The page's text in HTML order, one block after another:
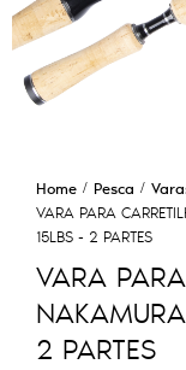
Home Pesca
VARA PARA
15LBS - 2 PARTES
VARA
2 PARTES